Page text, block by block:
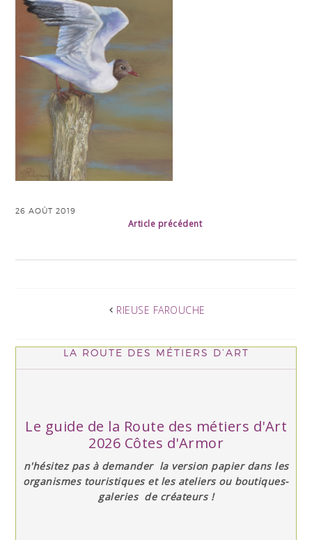
26 AOÛT 2019
Article précédent
RIEUSE FAROUCHE
LA ROUTE DES MÉTIERS D’ART
Le guide de la Route des métiers d'Art
2026 Côtes d'Armor
n'hésitez pas à demander la version papier dans les
organismes touristiques et les ateliers ou boutiques-
galeries de créateurs !